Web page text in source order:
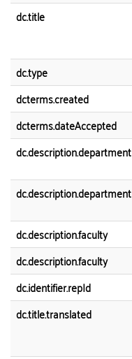
dc.title
dc.type
dcterms.created
dcterms.dateAccepted
dc.description.department
dc.description.department
dc.description.faculty
dc.description.faculty
dc.identifier.repId
dc.title.translated